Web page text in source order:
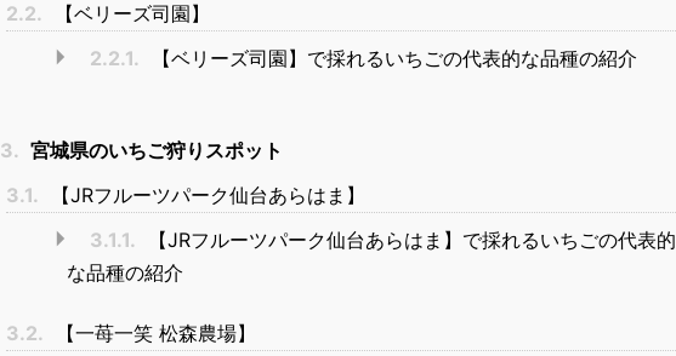
2.2.
【ベリーズ司園】
2.2.1.
【ベリーズ司園】で採れるいちごの代表的な品種の紹介
3. 宮城県のいちご狩りスポット
3.1.
【JRフルーツパーク仙台あらはま】
3.1.1.
【JRフルーツパーク仙台あらはま】で採れるいちごの代表的
な品種の紹介
3.2.
【一苺一笑 松森農場】